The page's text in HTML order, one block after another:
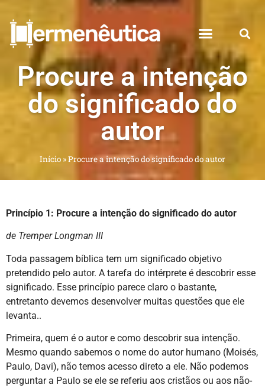
Procure a intenção
do significado do
autor
Início »Procure a intenção do significado do autor
Princípio 1: Procure a intenção do significado do autor
de Tremper Longman III
Toda passagem bíblica tem um significado objetivo
pretendido pelo autor. A tarefa do intérprete é descobrir esse
significado. Esse princípio parece claro o bastante,
entretanto devemos desenvolver muitas questões que ele
levanta..
Primeira, quem é o autor e como descobrir sua intenção.
Mesmo quando sabemos o nome do autor humano (Moisés,
Paulo, Davi), não temos acesso direto a ele. Não podemos
perguntar a Paulo se ele se referiu aos cristãos ou aos não-